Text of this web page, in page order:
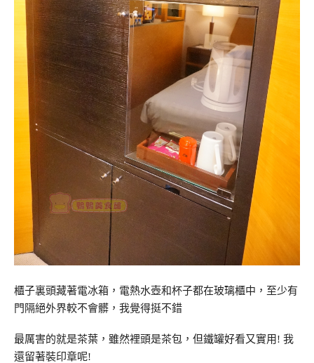
櫃子裏頭藏著電冰箱，電熱水壺和杯子都在玻璃櫃中，至少有
門隔絕外界較不會髒，我覺得挺不錯
最厲害的就是茶葉，雖然裡頭是茶包，但鐵罐好看又實用! 我
還留著裝印章呢!